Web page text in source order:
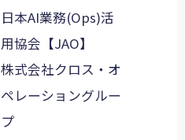
日本AI業務(Ops)活
用協会【JAO】
株式会社クロス・オ
ペレーショングルー
プ